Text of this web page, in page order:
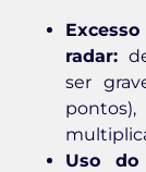
radar:
ser
Uso